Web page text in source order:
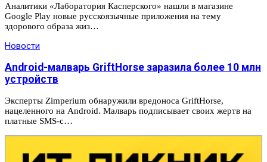
Аналитики «Лаборатория Касперского» нашли в магазине
Google Play новые русскоязычные приложения на тему
здорового образа жиз…
Новости
Android-малварь GriftHorse заразила более 10 млн
устройств
Эксперты Zimperium обнаружили вредоноса GriftHorse,
нацеленного на Android. Малварь подписывает своих жертв на
платные SMS-с…